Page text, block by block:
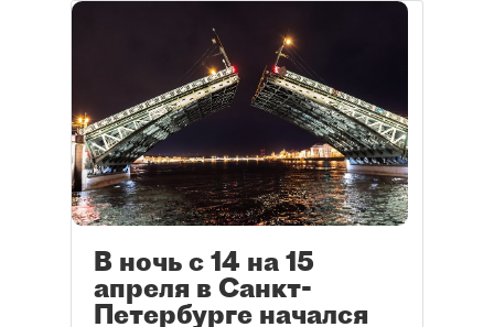
В ночь с 14 на 15
апреля в Санкт-
Петербурге начался